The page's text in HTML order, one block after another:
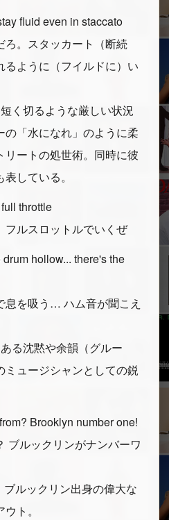
fluid even in staccato
ろ。スタッカート（断続
るように（フイルドに）い
く切るような厳しい状況
「水になれ」のように柔
ートの処世術。同時に彼
している。
throttle
フルスロットルでいくぜ
hollow... there's the
息を吸う… ハム音が聞こえ
る沈黙や余韻（グルー
ミュージシャンとしての鋭
Brooklyn number one!
ブルックリンがナンバーワ
ルックリン出身の偉大な
ト。